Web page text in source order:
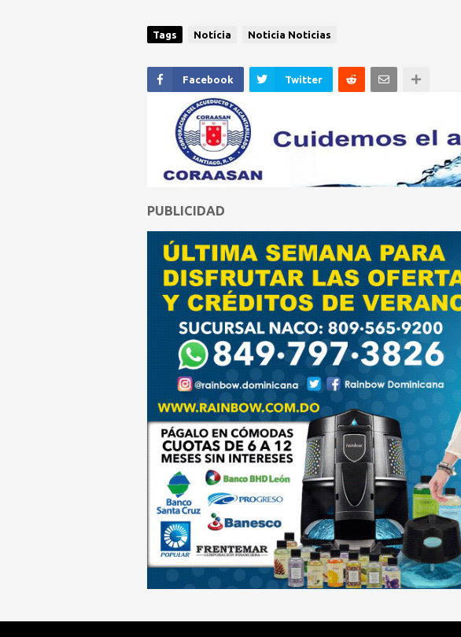
Tags Notícia Noticia Noticias
Facebook Twitter
PUBLICIDAD